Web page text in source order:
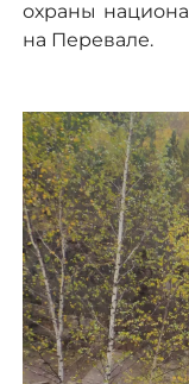
охраны
на Перевале.